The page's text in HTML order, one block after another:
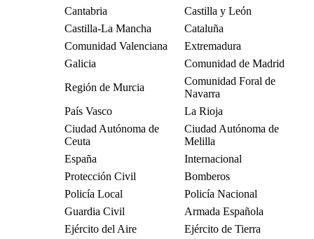
Cantabria
Castilla y León
Castilla-La Mancha
Cataluña
Comunidad Valenciana
Extremadura
Galicia
Comunidad de Madrid
Región de Murcia
Comunidad Foral de
Navarra
País Vasco
La Rioja
Ciudad Autónoma de
Ceuta
Ciudad Autónoma de
Melilla
España
Internacional
Protección Civil
Bomberos
Policía Local
Policía Nacional
Guardia Civil
Armada Española
Ejército del Aire
Ejército de Tierra